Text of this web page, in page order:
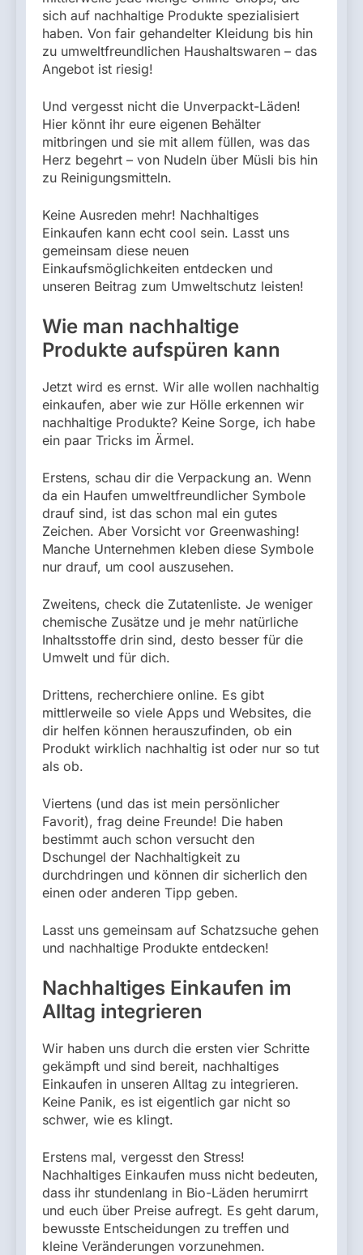
sich auf nachhaltige Produkte spezialisiert
haben. Von fair gehandelter Kleidung bis hin
zu umweltfreundlichen Haushaltswaren – das
Angebot ist riesig!
Und vergesst nicht die Unverpackt-Läden!
Hier könnt ihr eure eigenen Behälter
mitbringen und sie mit allem füllen, was das
Herz begehrt – von Nudeln über Müsli bis hin
zu Reinigungsmitteln.
Keine Ausreden mehr! Nachhaltiges
Einkaufen kann echt cool sein. Lasst uns
gemeinsam diese neuen
Einkaufsmöglichkeiten entdecken und
unseren Beitrag zum Umweltschutz leisten!
Wie man nachhaltige
Produkte aufspüren kann
Jetzt wird es ernst. Wir alle wollen nachhaltig
einkaufen, aber wie zur Hölle erkennen wir
nachhaltige Produkte? Keine Sorge, ich habe
ein paar Tricks im Ärmel.
Erstens, schau dir die Verpackung an. Wenn
da ein Haufen umweltfreundlicher Symbole
drauf sind, ist das schon mal ein gutes
Zeichen. Aber Vorsicht vor Greenwashing!
Manche Unternehmen kleben diese Symbole
nur drauf, um cool auszusehen.
Zweitens, check die Zutatenliste. Je weniger
chemische Zusätze und je mehr natürliche
Inhaltsstoffe drin sind, desto besser für die
Umwelt und für dich.
Drittens, recherchiere online. Es gibt
mittlerweile so viele Apps und Websites, die
dir helfen können herauszufinden, ob ein
Produkt wirklich nachhaltig ist oder nur so tut
als ob.
Viertens (und das ist mein persönlicher
Favorit), frag deine Freunde! Die haben
bestimmt auch schon versucht den
Dschungel der Nachhaltigkeit zu
durchdringen und können dir sicherlich den
einen oder anderen Tipp geben.
Lasst uns gemeinsam auf Schatzsuche gehen
und nachhaltige Produkte entdecken!
Nachhaltiges Einkaufen im
Alltag integrieren
Wir haben uns durch die ersten vier Schritte
gekämpft und sind bereit, nachhaltiges
Einkaufen in unseren Alltag zu integrieren.
Keine Panik, es ist eigentlich gar nicht so
schwer, wie es klingt.
Erstens mal, vergesst den Stress!
Nachhaltiges Einkaufen muss nicht bedeuten,
dass ihr stundenlang in Bio-Läden herumirrt
und euch über Preise aufregt. Es geht darum,
bewusste Entscheidungen zu treffen und
kleine Veränderungen vorzunehmen.